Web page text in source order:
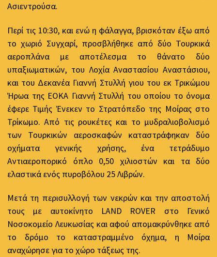
Ασιεντρούσα.
Περί τις 10:30, και ενώ η φάλαγγα, βρισκόταν έξω από
το χωριό Συγχαρί, προσβλήθηκε από δύο Τουρκικά
αεροπλάνα με αποτέλεσμα το θάνατο δύο
υπαξιωματικών, του Λοχία Αναστασίου Αναστάσιου,
και του Δεκανέα Γιαννή Στυλλή γιου του εκ Τρικώμου
Ήρωα της ΕΟΚΑ Γιαννή Στυλλή του οποίου το όνομα
έφερε Τιμής Ένεκεν το Στρατόπεδο της Μοίρας στο
Τρίκωμο. Από τις ρουκέτες και το μυδραλιοβολισμό
των Τουρκικών αεροσκαφών καταστράφηκαν δύο
οχήματα γενικής χρήσης, ένα τετράδυμο
Αντιαεροπορικό όπλο 0,50 χιλιοστών και τα δύο
ελαστικά ενός πυροβόλου 25 Λιβρών.
Μετά τη περισυλλογή των νεκρών και την αποστολή
τους με αυτοκίνητο LAND ROVER στο Γενικό
Νοσοκομείο Λευκωσίας και αφού απομακρύνθηκε από
το δρόμο το καταστραμμένο όχημα, η Μοίρα
αναχώρησε για το χώρο τάξεως της.